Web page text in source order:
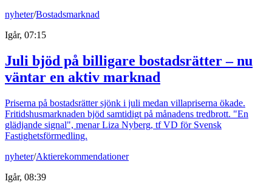
nyheter/Bostadsmarknad
Igår, 07:15
Juli bjöd på billigare bostadsrätter – nu
väntar en aktiv marknad
Priserna på bostadsrätter sjönk i juli medan villapriserna ökade.
Fritidshusmarknaden bjöd samtidigt på månadens tredbrott. "En
glädjande signal", menar Liza Nyberg, tf VD för Svensk
Fastighetsförmedling.
nyheter/Aktierekommendationer
Igår, 08:39